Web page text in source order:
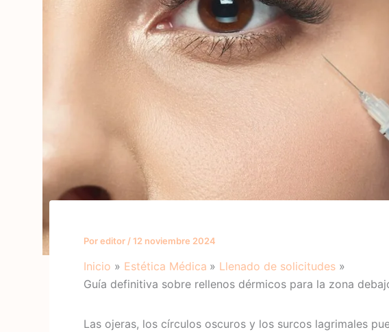
Poreditor /12 noviembre 2024
Inicio Estética Médica
Llenado de solicitudes
Guía definitiva sobre rellenos dérmicos para la zona
Las ojeras, los círculos oscuros y los surcos lagrimales